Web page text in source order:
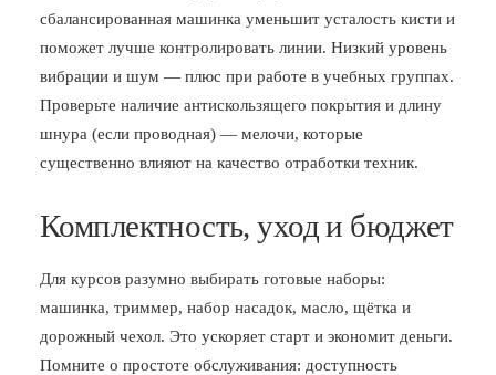
сбалансированная машинка уменьшит усталость кисти и
поможет лучше контролировать линии. Низкий уровень
вибрации и шум — плюс при работе в учебных группах.
Проверьте наличие антискользящего покрытия и длину
шнура (если проводная) — мелочи, которые
существенно влияют на качество отработки техник.
Комплектность, уход и бюджет
Для курсов разумно выбирать готовые наборы:
машинка, триммер, набор насадок, масло, щётка и
дорожный чехол. Это ускоряет старт и экономит деньги.
Помните о простоте обслуживания: доступность